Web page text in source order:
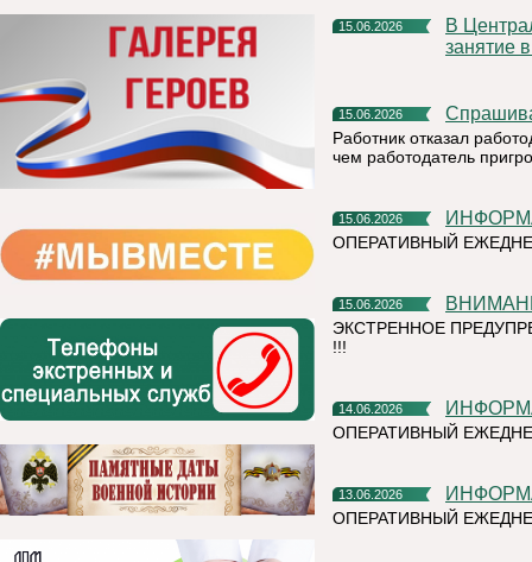
15.06.2026
В Центральной детской библиотеке прошло очередное
занятие
15.06.2026
Работник отказал
чем работодатель
15.06.2026
ОПЕРАТИВНЫЙ
15.06.2026
ЭКСТРЕННОЕ
!!!
14.06.2026
ОПЕРАТИВНЫЙ
13.06.2026
ОПЕРАТИВНЫЙ